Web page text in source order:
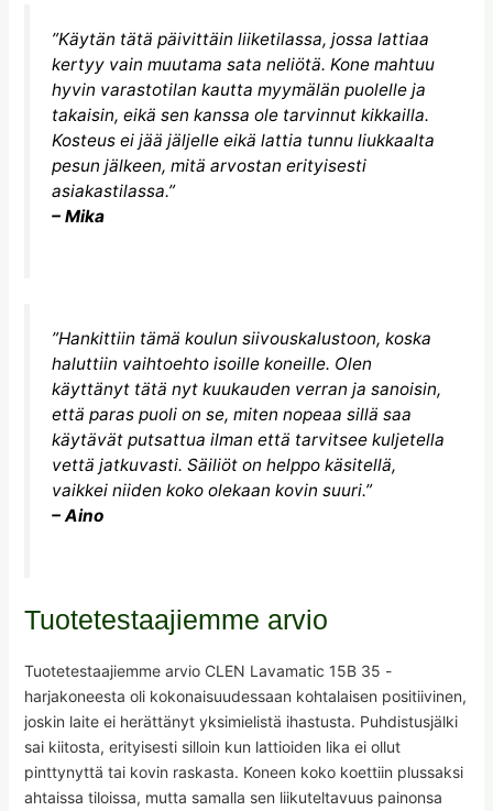
”Käytän tätä päivittäin liiketilassa, jossa lattiaa
kertyy vain muutama sata neliötä. Kone mahtuu
hyvin varastotilan kautta myymälän puolelle ja
takaisin, eikä sen kanssa ole tarvinnut kikkailla.
Kosteus ei jää jäljelle eikä lattia tunnu liukkaalta
pesun jälkeen, mitä arvostan erityisesti
asiakastilassa.”
– Mika
”Hankittiin tämä koulun siivouskalustoon, koska
haluttiin vaihtoehto isoille koneille. Olen
käyttänyt tätä nyt kuukauden verran ja sanoisin,
että paras puoli on se, miten nopeaa sillä saa
käytävät putsattua ilman että tarvitsee kuljetella
vettä jatkuvasti. Säiliöt on helppo käsitellä,
vaikkei niiden koko olekaan kovin suuri.”
– Aino
Tuotetestaajiemme arvio
Tuotetestaajiemme arvio CLEN Lavamatic 15B 35 -
harjakoneesta oli kokonaisuudessaan kohtalaisen positiivinen,
joskin laite ei herättänyt yksimielistä ihastusta. Puhdistusjälki
sai kiitosta, erityisesti silloin kun lattioiden lika ei ollut
pinttynyttä tai kovin raskasta. Koneen koko koettiin plussaksi
ahtaissa tiloissa, mutta samalla sen liikuteltavuus painonsa